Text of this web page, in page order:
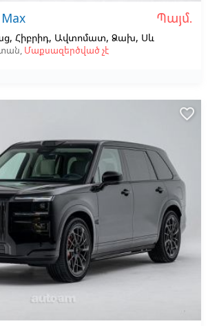
Պայմ.
Հիբրիդ, Ավտոմատ, Ձախ, Սև
, Մաքսազերծված չէ
favorite_border